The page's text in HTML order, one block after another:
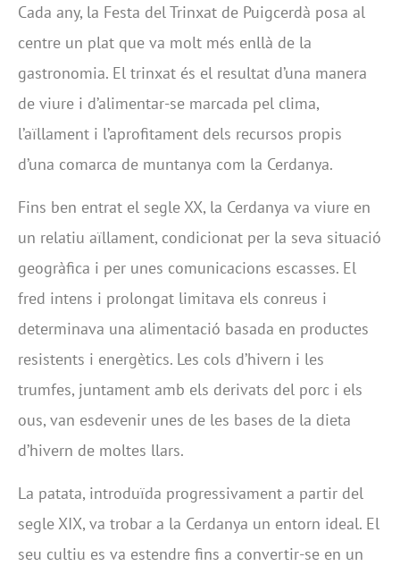
Cada any, la Festa del Trinxat de Puigcerdà posa al
centre un plat que va molt més enllà de la
gastronomia. El trinxat és el resultat d’una manera
de viure i d’alimentar-se marcada pel clima,
l’aïllament i l’aprofitament dels recursos propis
d’una comarca de muntanya com la Cerdanya.
Fins ben entrat el segle XX, la Cerdanya va viure en
un relatiu aïllament, condicionat per la seva situació
geogràfica i per unes comunicacions escasses. El
fred intens i prolongat limitava els conreus i
determinava una alimentació basada en productes
resistents i energètics. Les cols d’hivern i les
trumfes, juntament amb els derivats del porc i els
ous, van esdevenir unes de les bases de la dieta
d’hivern de moltes llars.
La patata, introduïda progressivament a partir del
segle XIX, va trobar a la Cerdanya un entorn ideal. El
seu cultiu es va estendre fins a convertir-se en un